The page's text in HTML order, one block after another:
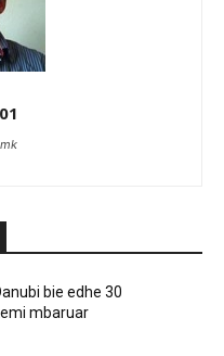
bie edhe 30
mbaruar